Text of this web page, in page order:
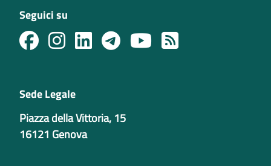
Seguici su
Sede Legale
Piazza della Vittoria, 15
16121 Genova